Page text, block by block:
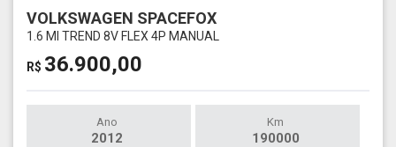
VOLKSWAGEN SPACEFOX
1.6 MI TREND 8V FLEX 4P MANUAL
R$ 36.900,00
Ano
2012
Km
190000